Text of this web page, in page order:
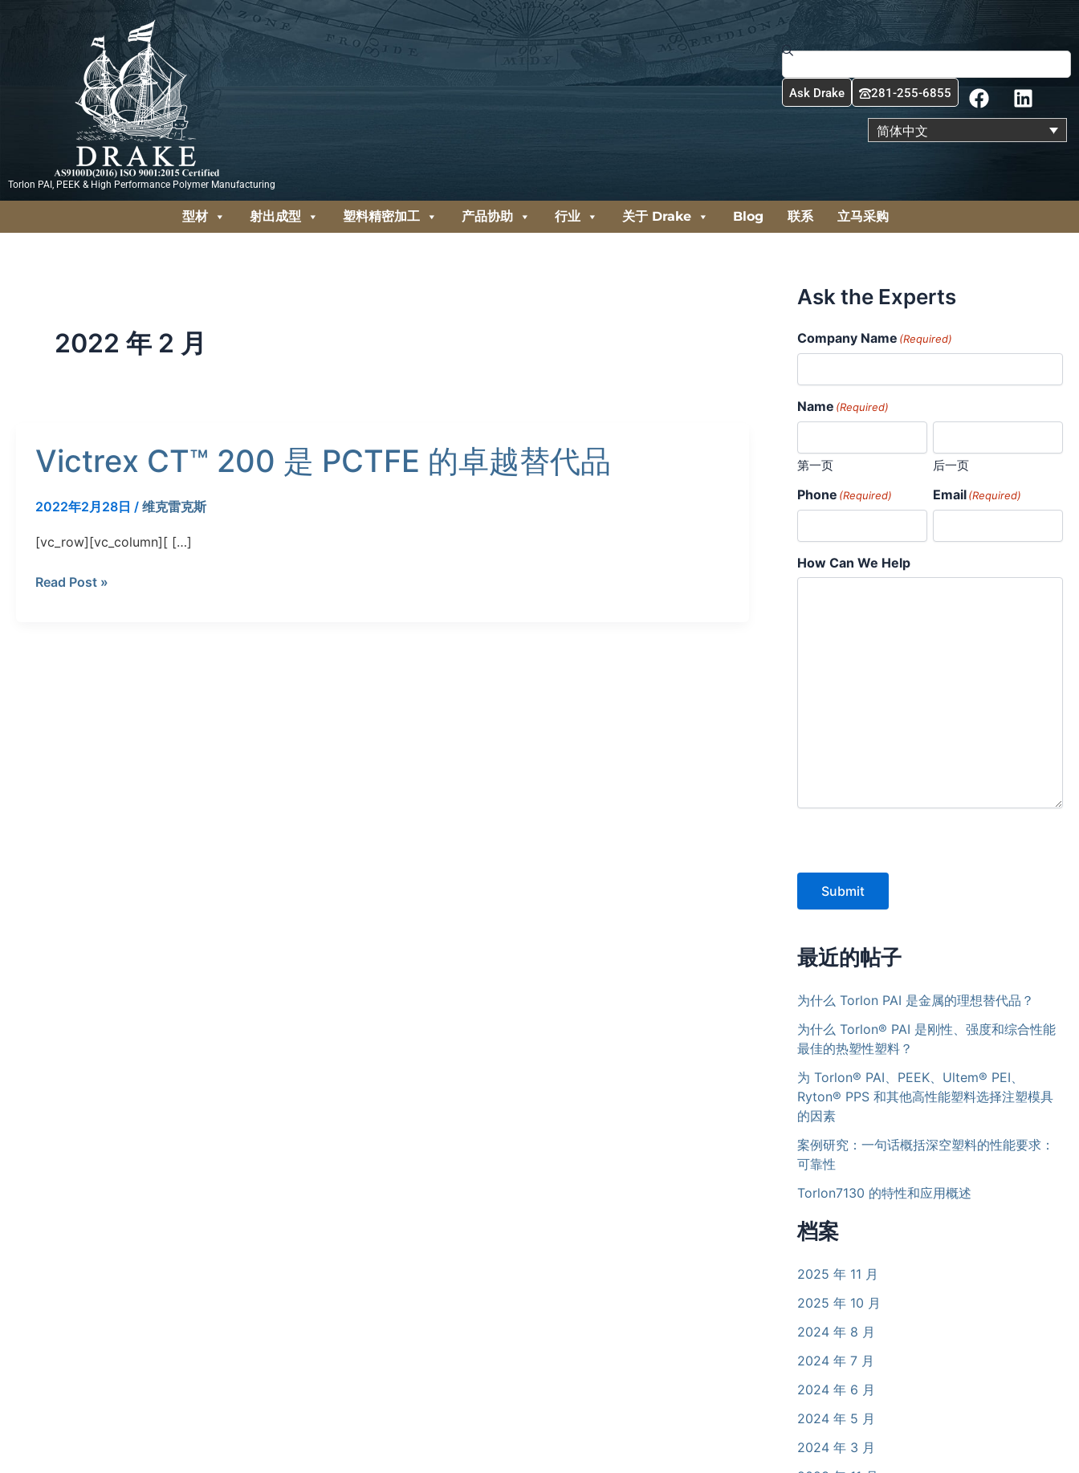
Torlon PAI, PEEK & High Performance Polymer Manufacturing
Search
Ask Drake 281-255-6855
F
a
c
e
o
k
L
i
n
k
i
n
简体中文
型材 射出成型 塑料精密加工 产品协助 行业 关于 Drake Blog 联系 立马采购
2022 年 2 月
Victrex CT™ 200 是 PCTFE 的卓越替代品
2022年2月28日 / 维克雷克斯
[vc_row][vc_column][ […]
CT™
200
PCTFE
的
越
Read Post »
Ask the Experts
Company Name (Required)
Name (Required)
第一页 后一页
Phone (Required) Email (Required)
How Can We Help
Submit
最近的帖子
为什么 Torlon PAI 是金属的理想替代品？
为什么 Torlon® PAI 是刚性、强度和综合性能
最佳的热塑性塑料？
为 Torlon® PAI、PEEK、Ultem® PEI、
Ryton® PPS 和其他高性能塑料选择注塑模具
的因素
案例研究：一句话概括深空塑料的性能要求：
可靠性
Torlon7130 的特性和应用概述
档案
2025 年 11 月
2025 年 10 月
2024 年 8 月
2024 年 7 月
2024 年 6 月
2024 年 5 月
2024 年 3 月